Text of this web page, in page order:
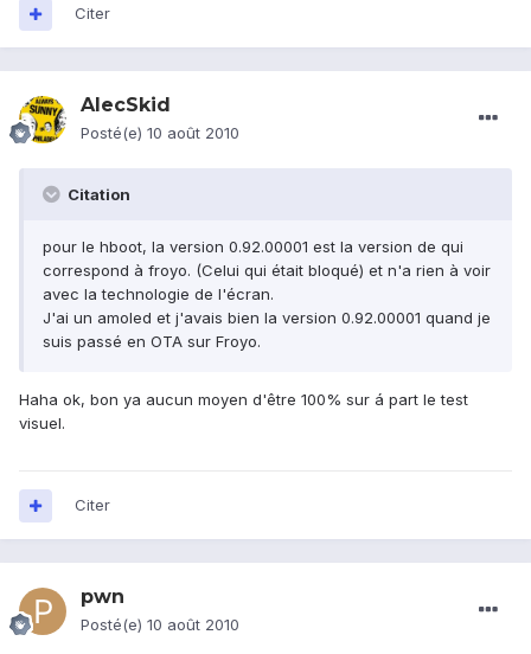
Citer
AlecSkid
Posté(e) 10 août 2010
Citation
pour le hboot, la version 0.92.00001 est la version de qui
correspond à froyo. (Celui qui était bloqué) et n'a rien à voir
avec la technologie de l'écran.
J'ai un amoled et j'avais bien la version 0.92.00001 quand je
suis passé en OTA sur Froyo.
Haha ok, bon ya aucun moyen d'être 100% sur á part le test
visuel.
Citer
pwn
Posté(e) 10 août 2010